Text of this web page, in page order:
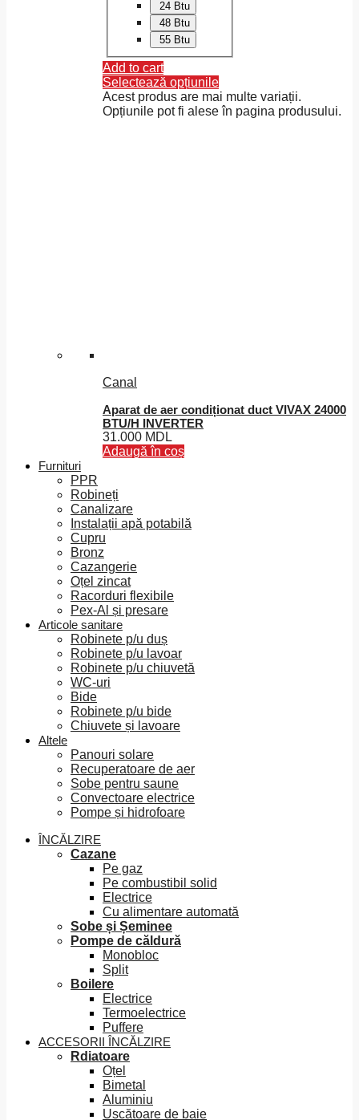
24 Btu
48 Btu
55 Btu
Add to cart
Selectează opțiunile
Acest produs are mai multe variații.
Opțiunile pot fi alese în pagina produsului.
Canal
Aparat de aer condiționat duct VIVAX 24000
BTU/H INVERTER
31.000 MDL
Adaugă în coș
Furnituri
PPR
Robineți
Canalizare
Instalații apă potabilă
Cupru
Bronz
Cazangerie
Oțel zincat
Racorduri flexibile
Pex-Al și presare
Articole sanitare
Robinete p/u duș
Robinete p/u lavoar
Robinete p/u chiuvetă
WC-uri
Bide
Robinete p/u bide
Chiuvete și lavoare
Altele
Panouri solare
Recuperatoare de aer
Sobe pentru saune
Convectoare electrice
Pompe și hidrofoare
ÎNCĂLZIRE
Cazane
Pe gaz
Pe combustibil solid
Electrice
Cu alimentare automată
Sobe și Șeminee
Pompe de căldură
Monobloc
Split
Boilere
Electrice
Termoelectrice
Puffere
ACCESORII ÎNCĂLZIRE
Rdiatoare
Oțel
Bimetal
Aluminiu
Uscătoare de baie